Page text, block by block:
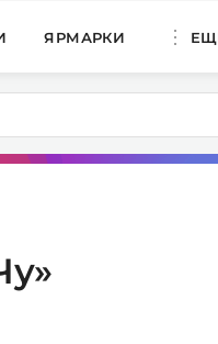
ЯРМАРКИ